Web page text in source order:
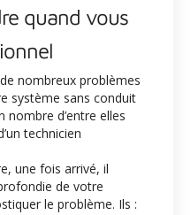
quand vous
nombreux problèmes
système sans conduit
d’entre elles
technicien
une fois arrivé, il
de votre
le problème. Ils :